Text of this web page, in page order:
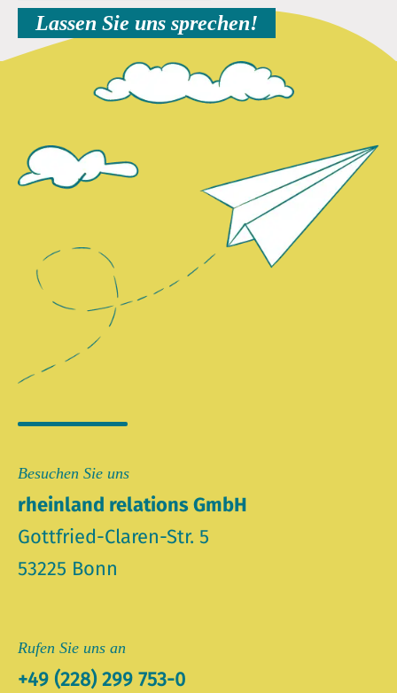
Lassen Sie uns sprechen!
Besuchen Sie uns
rheinland relations GmbH
Gottfried-Claren-Str. 5
53225 Bonn
Rufen Sie uns an
+49 (228) 299 753-0